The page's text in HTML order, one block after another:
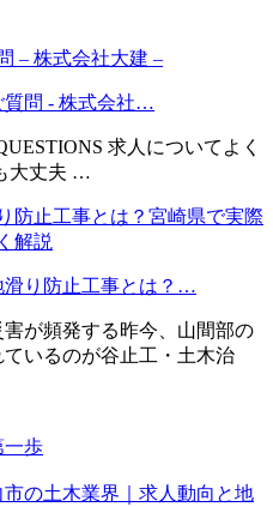
質問 - 株式会社…
求人についてよく
大丈夫 …
滑り防止工事とは？…
が頻発する昨今、山間部の
いるのが谷止工・土木治
一歩
市の土木業界｜求人動向と地